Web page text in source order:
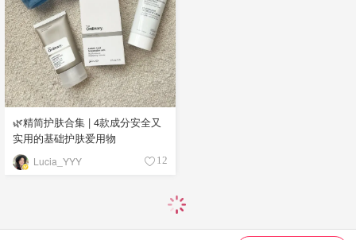
🌿精简护肤合集 | 4款成分安全又
实用的基础护肤爱用物
Lucia_YYY 12